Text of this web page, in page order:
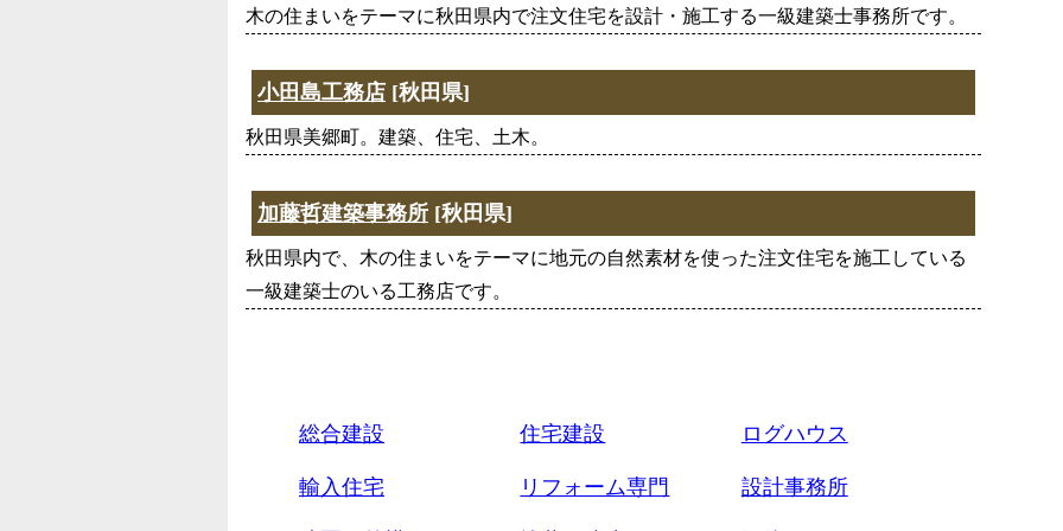
木の住まいをテーマに秋田県内で注文住宅を設計・施工する一級建築士事務所です。
小田島工務店 [秋田県]
秋田県美郷町。建築、住宅、土木。
加藤哲建築事務所 [秋田県]
秋田県内で、木の住まいをテーマに地元の自然素材を使った注文住宅を施工している
一級建築士のいる工務店です。
総合建設 住宅建設 ログハウス
輸入住宅 リフォーム専門 設計事務所